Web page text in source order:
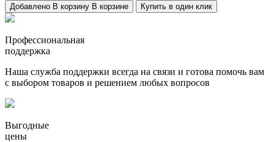
Добавлено В корзину В корзине Купить в один клик
Профессиональная
поддержка
Наша служба поддержки всегда на связи и готова помочь вам
с выбором товаров и решением любых вопросов
Выгодные
цены